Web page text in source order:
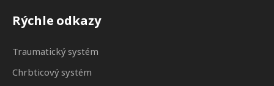
Rýchle odkazy
Traumatický systém
Chrbticový systém